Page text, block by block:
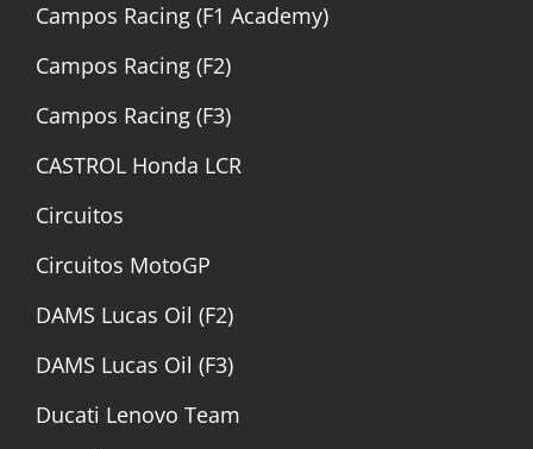
Campos Racing (F1 Academy)
Campos Racing (F2)
Campos Racing (F3)
CASTROL Honda LCR
Circuitos
Circuitos MotoGP
DAMS Lucas Oil (F2)
DAMS Lucas Oil (F3)
Ducati Lenovo Team